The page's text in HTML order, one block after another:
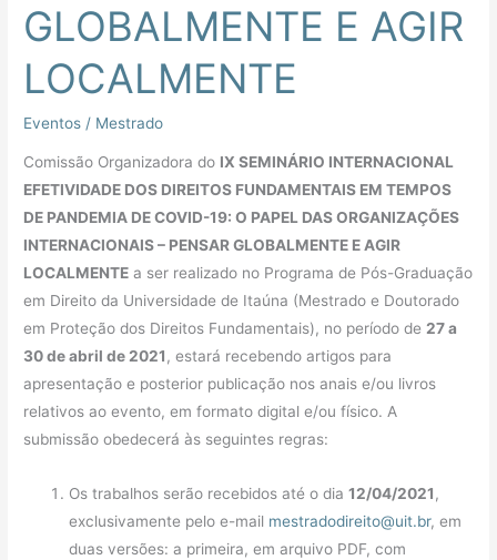
GLOBALMENTE E AGIR
LOCALMENTE
Eventos / Mestrado
Comissão Organizadora do IX SEMINÁRIO INTERNACIONAL
EFETIVIDADE DOS DIREITOS FUNDAMENTAIS EM TEMPOS
DE PANDEMIA DE COVID-19: O PAPEL DAS ORGANIZAÇÕES
INTERNACIONAIS – PENSAR GLOBALMENTE E AGIR
LOCALMENTE a ser realizado no Programa de Pós-Graduação
em Direito da Universidade de Itaúna (Mestrado e Doutorado
em Proteção dos Direitos Fundamentais), no período de27 a
30 de abril de 2021, estará recebendo artigos para
apresentação e posterior publicação nos anais e/ou livros
relativos ao evento, em formato digital e/ou físico. A
submissão obedecerá às seguintes regras:
Os trabalhos serão recebidos até o dia12/04/2021,
exclusivamente pelo e-mail mestradodireito@uit.br, em
duas versões: a primeira, em arquivo PDF, com
–
GLOBALMENTE
LOCALMENTE